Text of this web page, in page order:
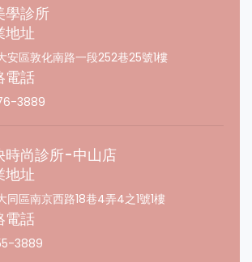
學診所
地址
安區敦化南路⼀段252巷25號1樓
電話
3889
時尚診所-中山店
地址
同區南京西路18巷4弄4之1號1樓
電話
3889